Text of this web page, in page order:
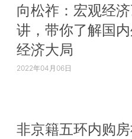
向松祚：宏观经
讲，带你了解国
经济大局
2022年04月06日
非京籍五环内购